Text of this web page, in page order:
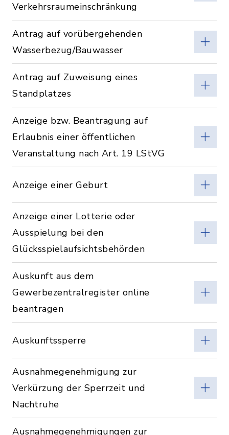
Verkehrsraumeinschränkung
Antrag auf vorübergehenden
Wasserbezug/Bauwasser
Antrag auf Zuweisung eines
Standplatzes
Anzeige bzw. Beantragung auf
Erlaubnis einer öffentlichen
Veranstaltung nach Art. 19 LStVG
Anzeige einer Geburt
Anzeige einer Lotterie oder
Ausspielung bei den
Glücksspielaufsichtsbehörden
Auskunft aus dem
Gewerbezentralregister online
beantragen
Auskunftssperre
Ausnahmegenehmigung zur
Verkürzung der Sperrzeit und
Nachtruhe
Ausnahmegenehmigungen zur